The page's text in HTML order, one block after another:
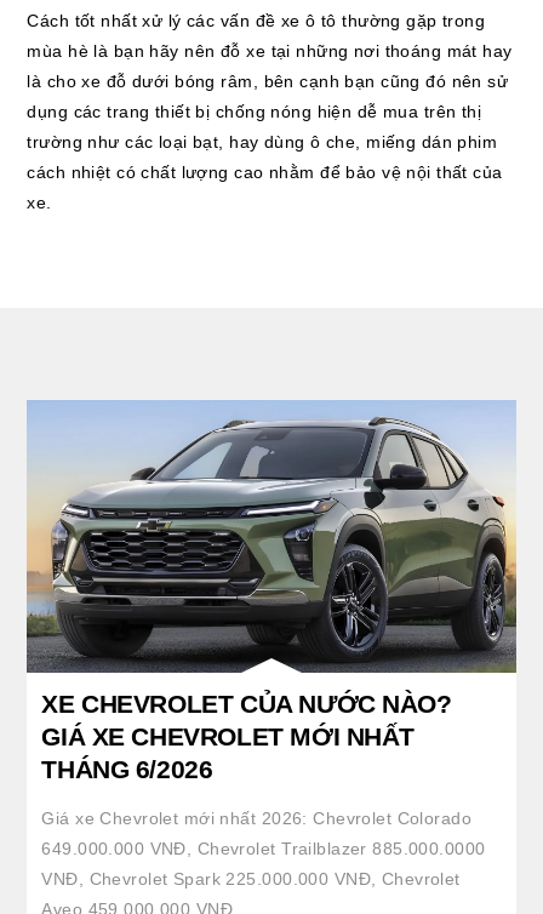
Cách tốt nhất xử lý các vấn đề xe ô tô thường gặp trong
mùa hè là bạn hãy nên đỗ xe tại những nơi thoáng mát hay
là cho xe đỗ dưới bóng râm, bên cạnh bạn cũng đó nên sử
dụng các trang thiết bị chống nóng hiện dễ mua trên thị
trường như các loại bạt, hay dùng ô che, miếng dán phim
cách nhiệt có chất lượng cao nhằm để bảo vệ nội thất của
xe.
XE CHEVROLET CỦA NƯỚC NÀO?
GIÁ XE CHEVROLET MỚI NHẤT
THÁNG 6/2026
Giá xe Chevrolet mới nhất 2026: Chevrolet Colorado
649.000.000 VNĐ, Chevrolet Trailblazer 885.000.0000
VNĐ, Chevrolet Spark 225.000.000 VNĐ, Chevrolet
Aveo 459.000.000 VNĐ,…